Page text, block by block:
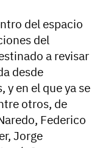
del espacio
del
a revisar
desde
en el que ya se
otros, de
Federico
Jorge